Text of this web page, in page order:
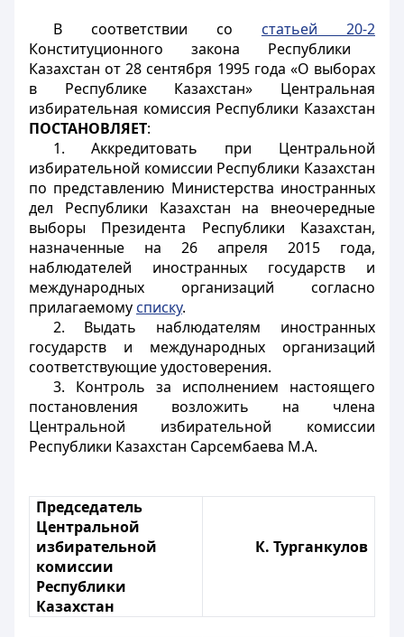
В соответствии со статьей 20-2
Конституционного закона Республики
Казахстан от 28 сентября 1995 года «О выборах
в Республике Казахстан» Центральная
избирательная комиссия Республики Казахстан
ПОСТАНОВЛЯЕТ:
1. Аккредитовать при Центральной
избирательной комиссии Республики Казахстан
по представлению Министерства иностранных
дел Республики Казахстан на внеочередные
выборы Президента Республики Казахстан,
назначенные на 26 апреля 2015 года,
наблюдателей иностранных государств и
международных организаций согласно
прилагаемому списку.
2. Выдать наблюдателям иностранных
государств и международных организаций
соответствующие удостоверения.
3. Контроль за исполнением настоящего
постановления возложить на члена
Центральной избирательной комиссии
Республики Казахстан Сарсембаева М.А.
Председатель
Центральной
избирательной
комиссии
Республики
Казахстан
К. Турганкулов